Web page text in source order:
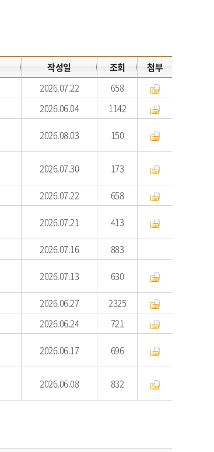
작성일 조회
첨부
2026.07.22
658
2026.06.04 1142
2026.08.03 150
2026.07.30 173
2026.07.22 658
2026.07.21 413
2026.07.16 883
2026.07.13 630
2026.06.27
2325
2026.06.24 721
2026.06.17 696
2026.06.08 832